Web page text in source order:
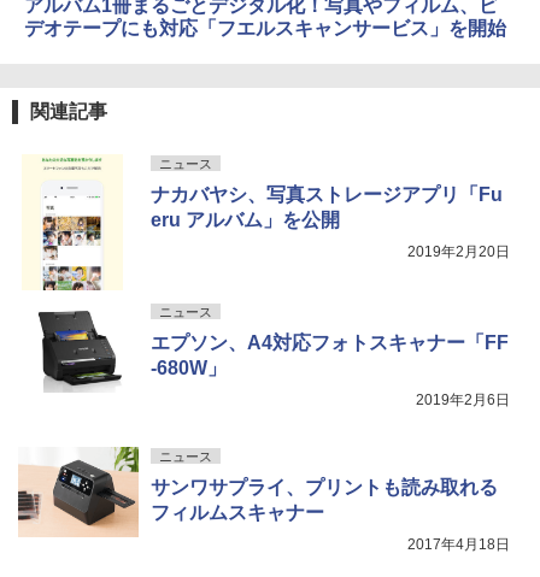
アルバム1冊まるごとデジタル化！写真やフィルム、ビ
デオテープにも対応「フエルスキャンサービス」を開始
関連記事
ニュース
ナカバヤシ、写真ストレージアプリ「Fu
eru アルバム」を公開
2019年2月20日
ニュース
エプソン、A4対応フォトスキャナー「FF
-680W」
2019年2月6日
ニュース
サンワサプライ、プリントも読み取れる
フィルムスキャナー
2017年4月18日